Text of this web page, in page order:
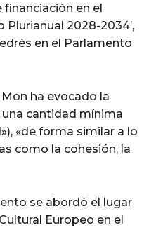
en el
2028-2034’,
en el Parlamento
ha evocado la
cantidad mínima
«de forma similar a lo
como la cohesión, la
se abordó el lugar
Europeo en el